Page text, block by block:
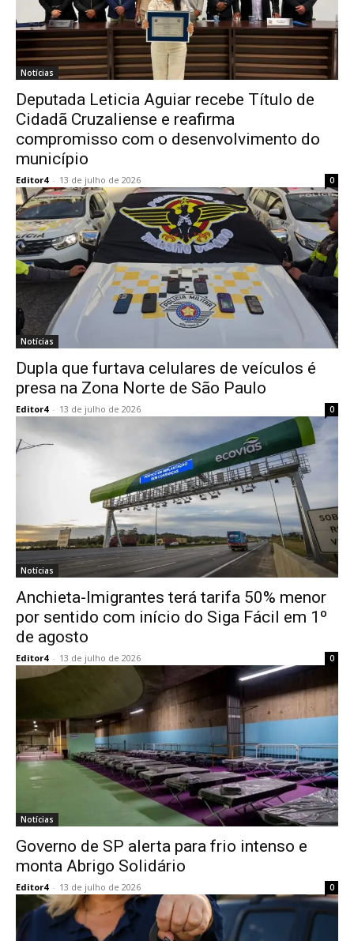
Notícias
Deputada Leticia Aguiar recebe Título de
Cidadã Cruzaliense e reafirma
compromisso com o desenvolvimento do
município
Editor4 - 13 de julho de 2026 0
Notícias
Dupla que furtava celulares de veículos é
presa na Zona Norte de São Paulo
Editor4 - 13 de julho de 2026 0
Notícias
Anchieta-Imigrantes terá tarifa 50% menor
por sentido com início do Siga Fácil em 1º
de agosto
Editor4 - 13 de julho de 2026 0
Notícias
Governo de SP alerta para frio intenso e
monta Abrigo Solidário
Editor4 - 13 de julho de 2026 0